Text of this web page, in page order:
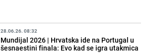
28.06.26. 08:32
Mundijal 2026 | Hrvatska ide na Portugal u
šesnaestini finala: Evo kad se igra utakmica